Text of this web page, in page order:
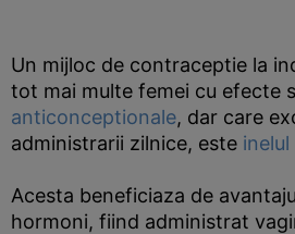
Un mijloc de contraceptie la
tot mai multe femei cu efecte
anticonceptionale, dar care
administrarii zilnice, este
Acesta beneficiaza de
hormoni, fiind administrat